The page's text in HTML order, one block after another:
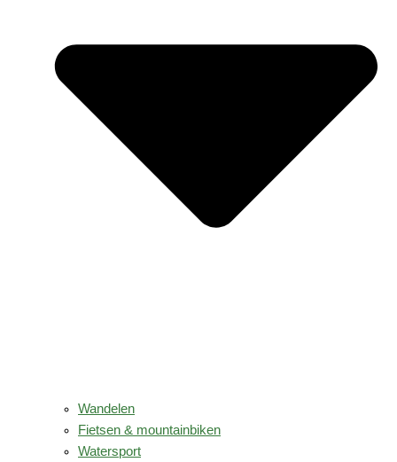
Wandelen
Fietsen & mountainbiken
Watersport